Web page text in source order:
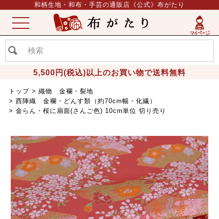
和柄生地・和布・手芸の通販店《公式》布がたり
5,500円(税込)以上のお買い物で送料無料
ME
NU
トップ
織物 金襴・裂地
西陣織 金襴・どんす類（約70cm幅・化繊）
金らん・桜に扇面(さんご色) 10cm単位 切り売り